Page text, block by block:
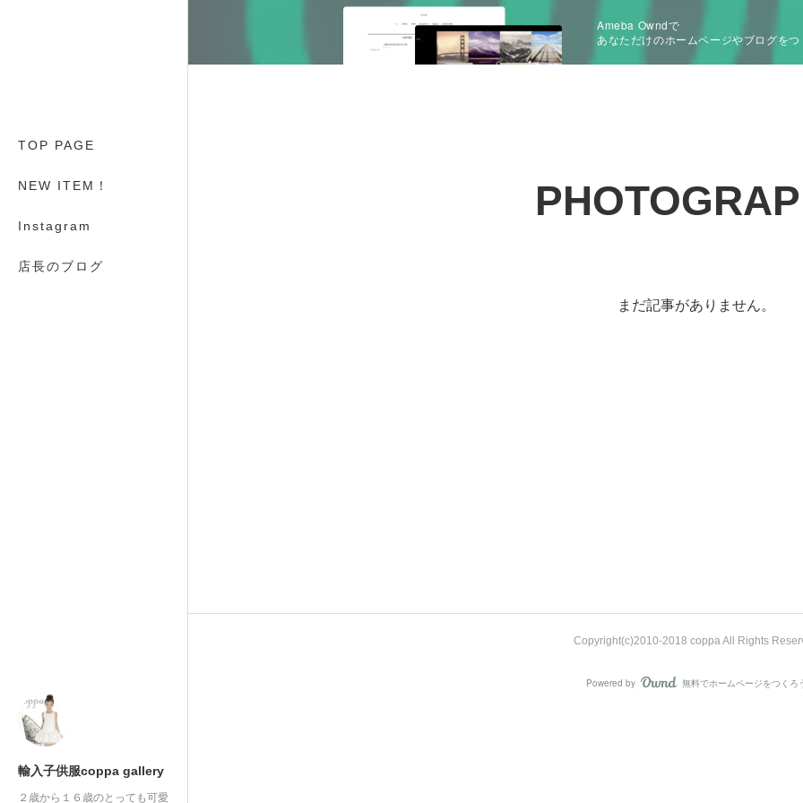
TOP PAGE
NEW ITEM！
Instagram
店長のブログ
輸入子供服coppa gallery
２歳から１６歳のとっても可愛
Ameba Owndで
あなただけのホームページやブログをつ
まだ記事がありません。
Copyright(c)2010-2018 coppa All Rights
Powered by AmebaOwnd
無料でホームページをつくろ